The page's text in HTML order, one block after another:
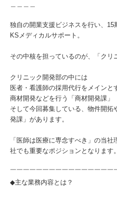
独自の開業支援ビジネスを行い、15
KSメディカルサポート。
その中核を担っているのが、「クリ
クリニック開発部の中には
医者・看護師の採用代行をメインと
商材開発などを行う「商材開発課」
そして今回募集している、物件開拓
発課」があります。
「医師は医療に専念すべき」の当
社でも重要なポジションとなります。
￣￣￣￣￣￣￣￣￣￣￣￣￣￣￣￣
◆主な業務内容とは？